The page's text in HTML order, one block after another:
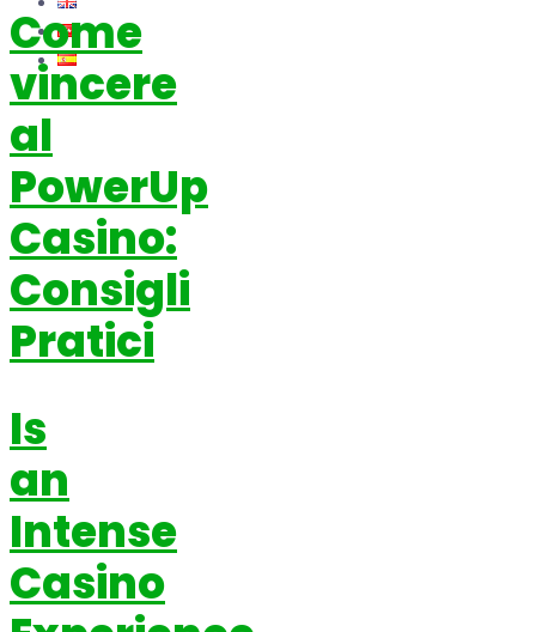
Come
vincere
al
PowerUp
Casino:
Consigli
Pratici
Is
an
Intense
Casino